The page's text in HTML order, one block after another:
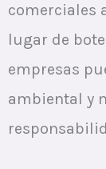
comerciales
lugar de
empresas
ambiental y